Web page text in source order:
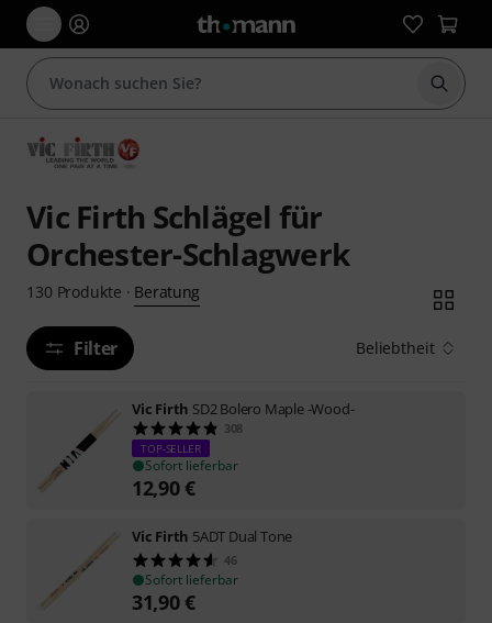
Suche
Vic Firth Schlägel für
Orchester-Schlagwerk
130 Produkte · Beratung
Filter Beliebtheit
Vic Firth SD2 Bolero Maple -Wood-
308
TOP-SELLER
Sofort lieferbar
12,90€
Vic Firth 5ADT Dual Tone
46
Sofort lieferbar
31,90€